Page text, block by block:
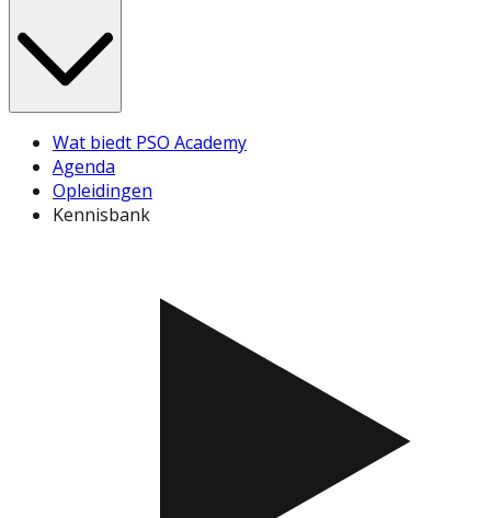
Wat biedt PSO Academy
Agenda
Opleidingen
Kennisbank